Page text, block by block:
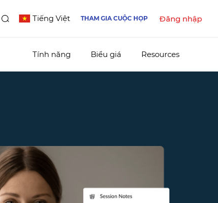
Tiếng Việt THAM GIA CUỘC HỌP Đăng nhập
Tính năng Biểu giá Resources